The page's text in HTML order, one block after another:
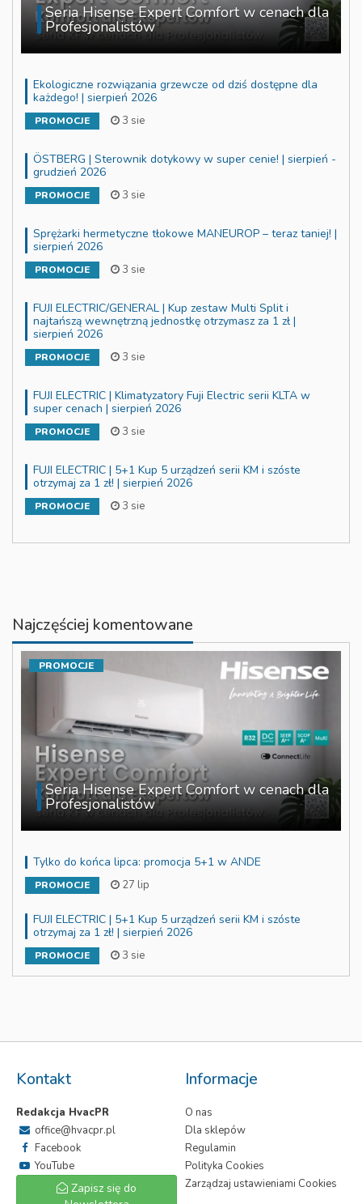
Seria Hisense Expert Comfort w cenach dla
Profesjonalistów
Ekologiczne rozwiązania grzewcze od dziś dostępne dla
każdego! | sierpień 2026
PROMOCJE 3 sie
ÖSTBERG | Sterownik dotykowy w super cenie! | sierpień -
grudzień 2026
PROMOCJE 3 sie
Sprężarki hermetyczne tłokowe MANEUROP – teraz taniej! |
sierpień 2026
PROMOCJE 3 sie
FUJI ELECTRIC/GENERAL | Kup zestaw Multi Split i
najtańszą wewnętrzną jednostkę otrzymasz za 1 zł |
sierpień 2026
PROMOCJE 3 sie
FUJI ELECTRIC | Klimatyzatory Fuji Electric serii KLTA w
super cenach | sierpień 2026
PROMOCJE 3 sie
FUJI ELECTRIC | 5+1 Kup 5 urządzeń serii KM i szóste
otrzymaj za 1 zł! | sierpień 2026
PROMOCJE 3 sie
Najczęściej komentowane
Seria Hisense Expert Comfort w cenach dla
Profesjonalistów
PROMOCJE
Tylko do końca lipca: promocja 5+1 w ANDE
PROMOCJE 27 lip
FUJI ELECTRIC | 5+1 Kup 5 urządzeń serii KM i szóste
otrzymaj za 1 zł! | sierpień 2026
PROMOCJE 3 sie
Kontakt
Redakcja HvacPR
office@hvacpr.pl
Facebook
YouTube
Zapisz się do
Informacje
O nas
Dla sklepów
Regulamin
Polityka Cookies
Zarządzaj ustawieniami Cookies